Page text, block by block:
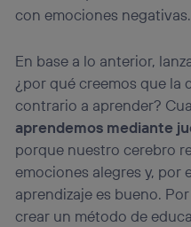
con emociones negativas.
En base a lo anterior,
¿por qué creemos que la
contrario a aprender?
aprendemos mediante
porque nuestro cerebro
emociones alegres y, por
aprendizaje es bueno.
crear un método de